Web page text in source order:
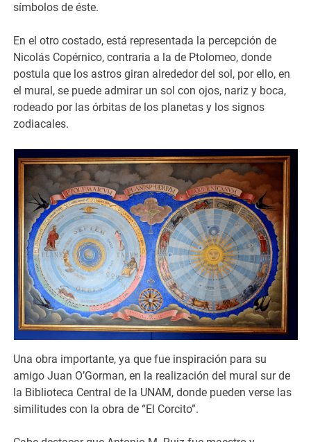
símbolos de éste.
En el otro costado, está representada la percepción de
Nicolás Copérnico, contraria a la de Ptolomeo, donde
postula que los astros giran alrededor del sol, por ello, en
el mural, se puede admirar un sol con ojos, nariz y boca,
rodeado por las órbitas de los planetas y los signos
zodiacales.
Una obra importante, ya que fue inspiración para su
amigo Juan O’Gorman, en la realización del mural sur de
la Biblioteca Central de la UNAM, donde pueden verse las
similitudes con la obra de “El Corcito”.